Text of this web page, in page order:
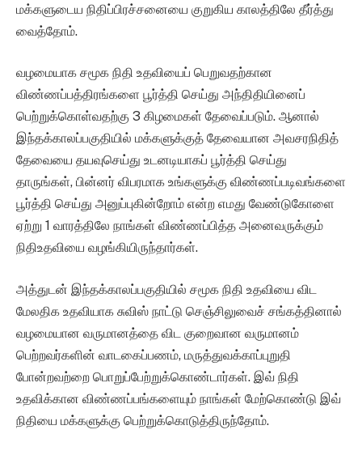
மக்களுடைய நிதிப்பிரச்சனையை குறுகிய காலத்திலே தீர்த்து
வைத்தோம்.
வழமையாக சமூக நிதி உதவியைப் பெறுவதற்கான
விண்ணப்பத்திரங்களை பூர்த்தி செய்து அந்திதியினைப்
பெற்றுக்கொள்வதற்கு 3 கிழமைகள் தேவைப்படும். ஆனால்
இந்தக்காலப்பகுதியில் மக்களுக்குத் தேவையான அவசரநிதித்
தேவையை தயவுசெய்து உடனடியாகப் பூர்த்தி செய்து
தாருங்கள், பின்னர் விபரமாக உங்களுக்கு விண்ணப்படிவங்களை
பூர்த்தி செய்து அனுப்புகின்றோம் என்ற எமது வேண்டுகோளை
ஏற்று 1 வாரத்திலே நாங்கள் விண்ணப்பித்த அனைவருக்கும்
நிதிஉதவியை வழங்கியிருந்தார்கள்.
அத்துடன் இந்தக்காலப்பகுதியில் சமூக நிதி உதவியை விட
மேலதிக உதவியாக சுவிஸ் நாட்டு செஞ்சிலுவைச் சங்கத்தினால்
வழமையான வருமானத்தை விட குறைவான வருமானம்
பெற்றவர்களின் வாடகைப்பணம், மருத்துவக்காப்புறுதி
போன்றவற்றை பொறுப்பேற்றுக்கொண்டார்கள். இவ் நிதி
உதவிக்கான விண்ணப்பங்களையும் நாங்கள் மேற்கொண்டு இவ்
நிதியை மக்களுக்கு பெற்றுக்கொடுத்திருந்தோம்.